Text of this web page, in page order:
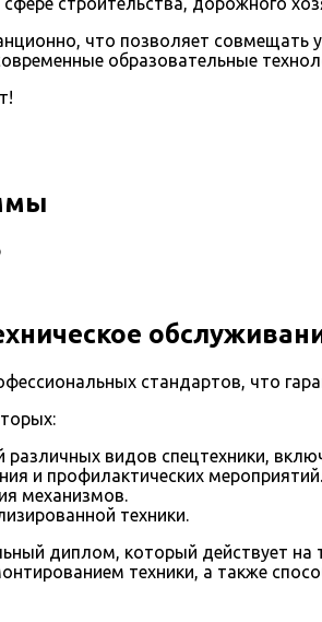
что позволяет
образовательные
стандартов, что
различных видов спецтехники,
и профилактических мероприятий.
механизмов.
техники.
диплом, который действует
техники, а также